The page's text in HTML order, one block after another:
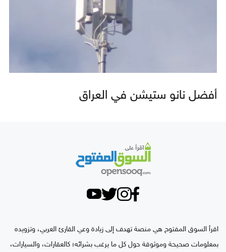
أفضل نانو ستيشن في العراق
اقرأ السوق المفتوح هي منصة تهدف إلى زيادة وعي القارئ العربي، وتزويده
بمعلومات صحيحة وموثوقة حول كل ما يرغب بشرائه؛ كالعقارات، والسيارات،